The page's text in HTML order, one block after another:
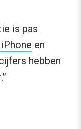
is pas
iPhone en
hebben